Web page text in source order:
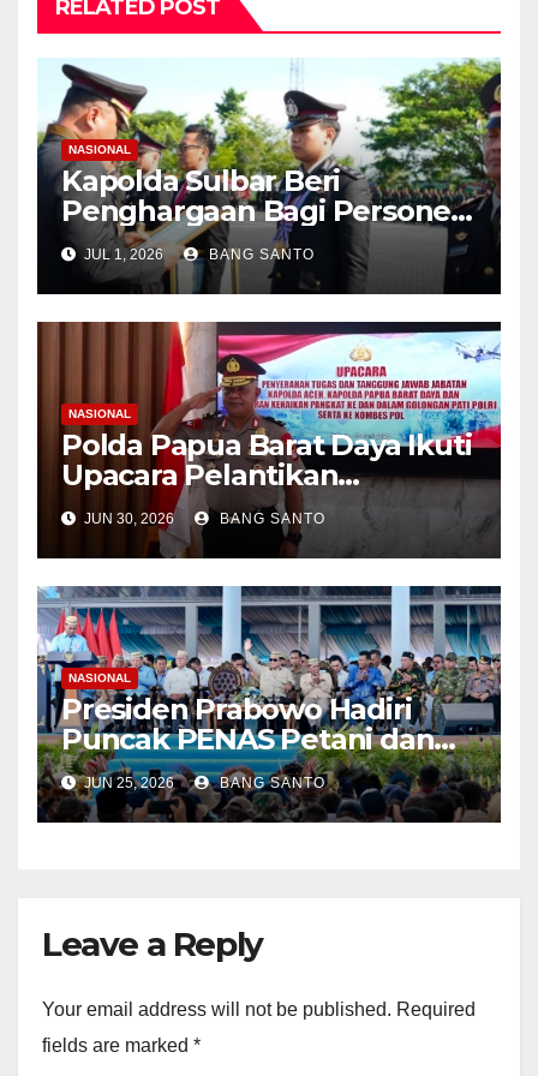
RELATED POST
NASIONAL
Kapolda Sulbar Beri
Penghargaan Bagi Personel
Berprestasi, Kado Hari
Bhayangkara ke-80
PolriDaerahPeristiwa
JUL 1, 2026 BANG SANTO
NASIONAL
Polda Papua Barat Daya Ikuti
Upacara Pelantikan
Kenaikan Pangkat Lewat
Virtual, Kombes Pol. Semmy
Ronny Thabaa Resmi
Sandang Pangkat Brigadir
Jenderal
JUN 30, 2026 BANG SANTO
NASIONAL
Presiden Prabowo Hadiri
Puncak PENAS Petani dan
Nelayan XVII Tahun 2026 di
Gorontalo
JUN 25, 2026 BANG SANTO
Leave a Reply
Your email address will not be published. Required
fields are marked *